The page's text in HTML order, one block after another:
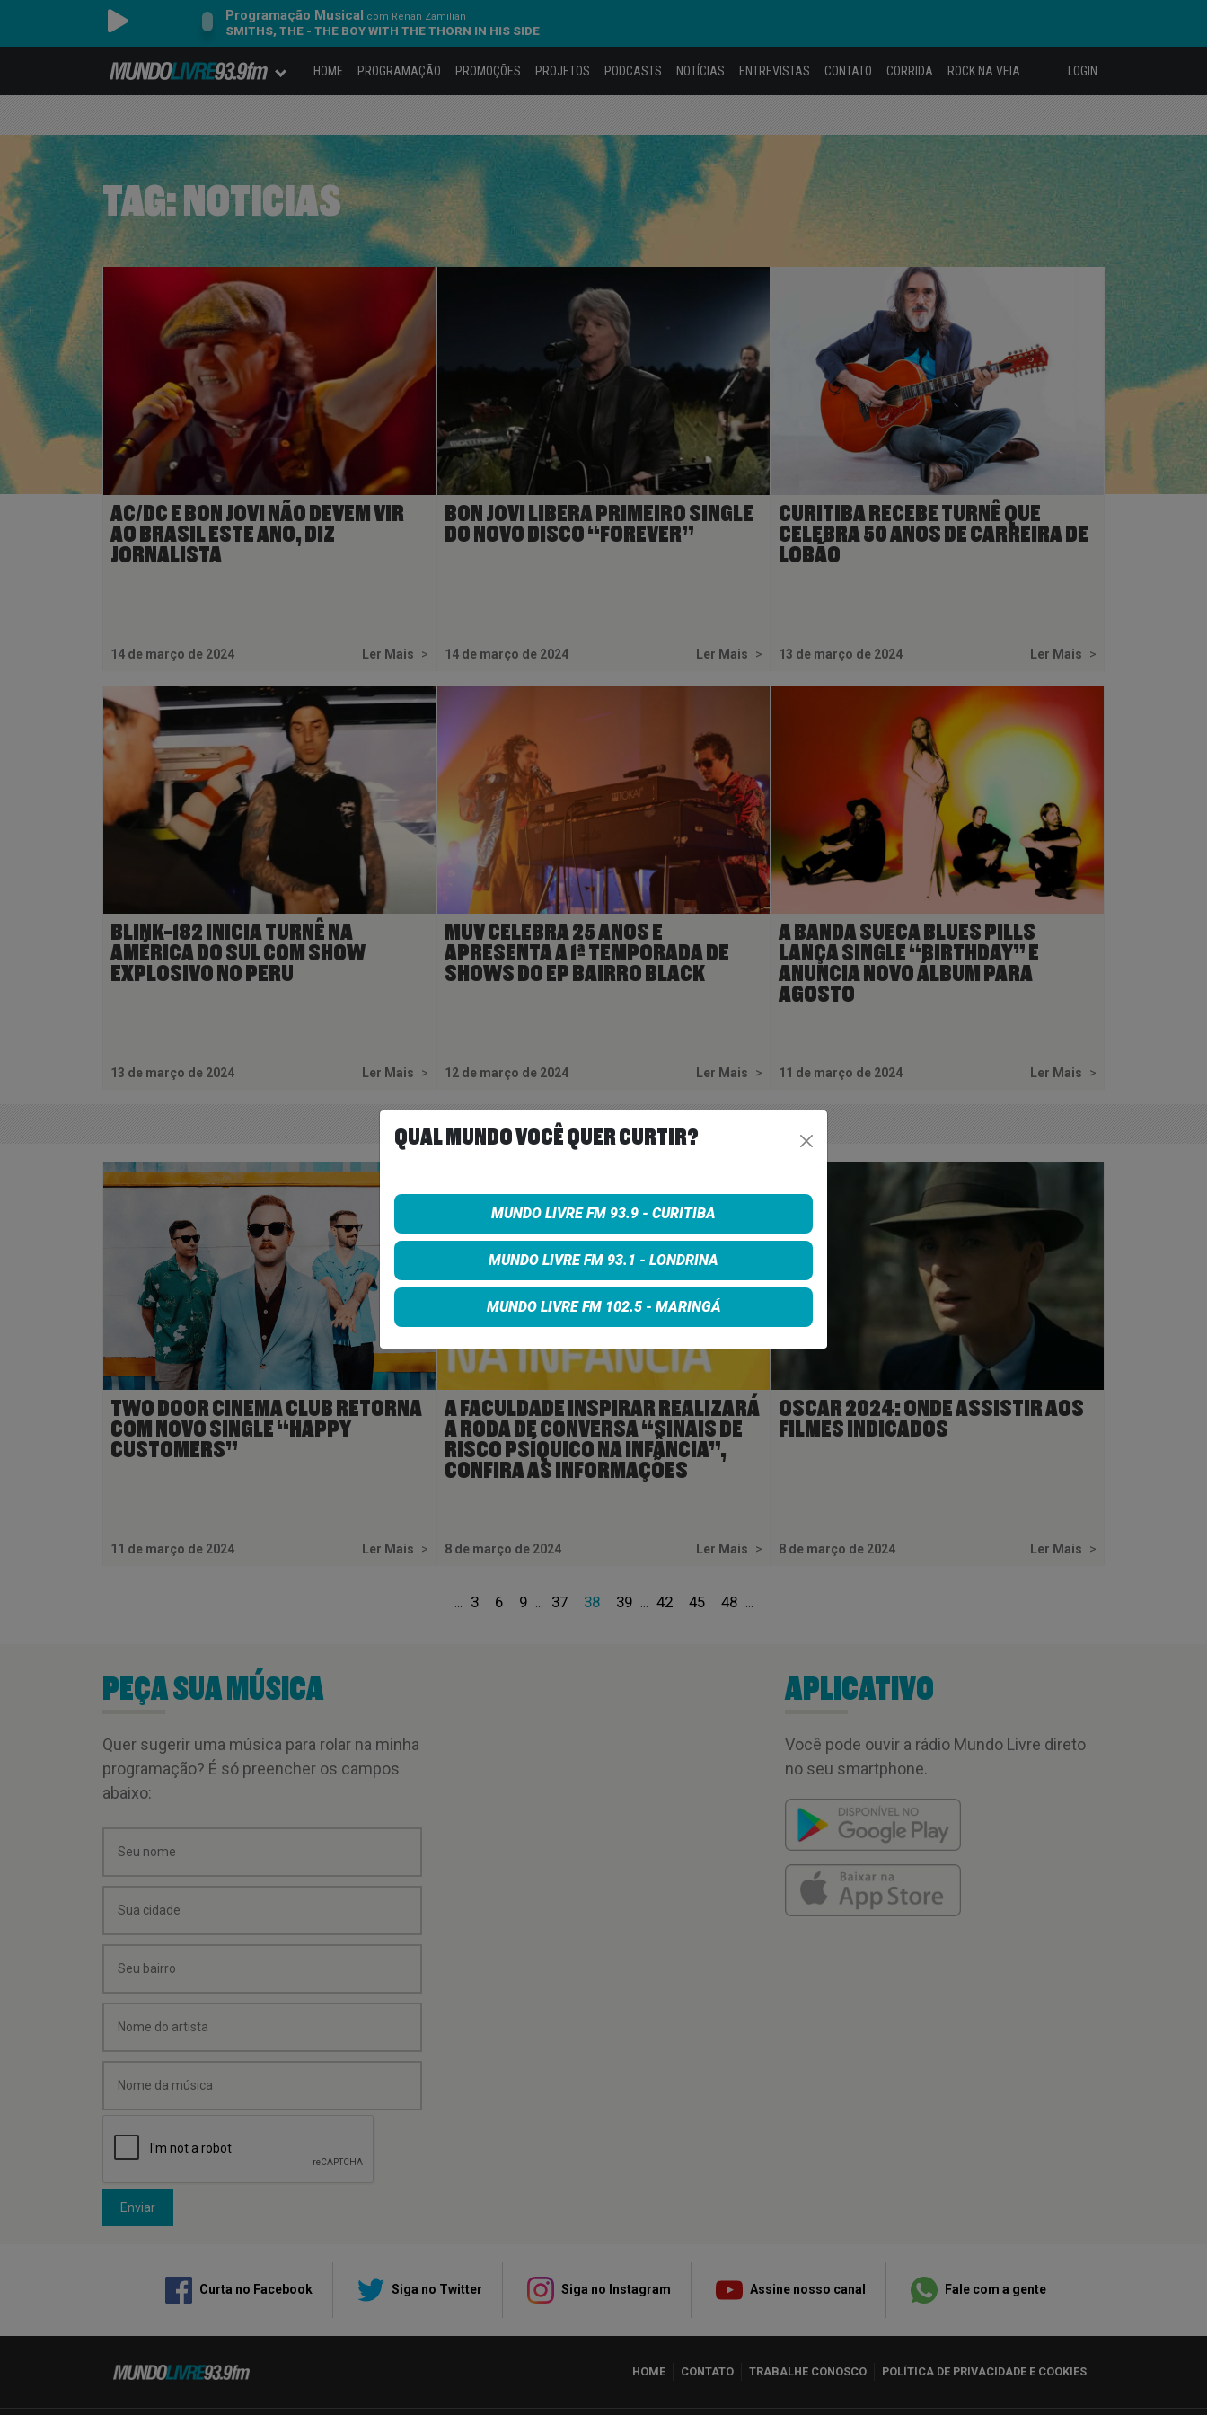
Programação Musical com Renan Zamilian
SMITHS, THE - THE BOY WITH THE THORN IN HIS SIDE
HOME PROGRAMAÇÃO PROMOÇÕES PROJETOS PODCASTS NOTÍCIAS ENTREVISTAS CONTATO CORRIDA ROCK NA VEIA LOGIN
TAG:NOTICIAS
AC/DC E BON JOVI NÃO DEVEM VIR
AO BRASIL ESTE ANO, DIZ
JORNALISTA
14 de março de 2024 Ler Mais >
BON JOVI LIBERA PRIMEIRO SINGLE
DO NOVO DISCO “FOREVER”
14 de março de 2024 Ler Mais >
CURITIBA RECEBE TURNÊ QUE
CELEBRA 50 ANOS DE CARREIRA DE
LOBÃO
13 de março de 2024 Ler Mais >
BLINK-182 INICIA TURNÊ NA
AMÉRICA DO SUL COM SHOW
EXPLOSIVO NO PERU
13 de março de 2024 Ler Mais >
MUV CELEBRA 25 ANOS E
APRESENTA A 1ª TEMPORADA DE
SHOWS DO EP BAIRRO BLACK
12 de março de 2024 Ler Mais >
A BANDA SUECA BLUES PILLS
LANÇA SINGLE “BIRTHDAY” E
ANUNCIA NOVO ÁLBUM PARA
AGOSTO
11 de março de 2024 Ler Mais >
TWO DOOR CINEMA CLUB RETORNA
COM NOVO SINGLE “HAPPY
CUSTOMERS”
11 de março de 2024 Ler Mais >
A FACULDADE INSPIRAR REALIZARÁ
A RODA DE CONVERSA “SINAIS DE
RISCO PSÍQUICO NA INFÂNCIA”,
CONFIRA AS INFORMAÇÕES
8 de março de 2024 Ler Mais >
OSCAR 2024: ONDE ASSISTIR AOS
FILMES INDICADOS
8 de março de 2024 Ler Mais >
3 6 9 37 38 39 42 45 48
PEÇA SUA MÚSICA
Quer sugerir uma música para rolar na minha
programação? É só preencher os campos
abaixo:
Enviar
APLICATIVO
Você pode ouvir a rádio Mundo Livre direto
no seu smartphone.
Curta no Facebook Siga no Twitter Siga no Instagram Assine nosso canal Fale com a gente
HOME CONTATO TRABALHE CONOSCO POLÍTICA DE PRIVACIDADE E COOKIES
QUAL MUNDO VOCÊ QUER CURTIR?
MUNDO LIVRE FM 93.9 - CURITIBA
MUNDO LIVRE FM 93.1 - LONDRINA
MUNDO LIVRE FM 102.5 - MARINGÁ